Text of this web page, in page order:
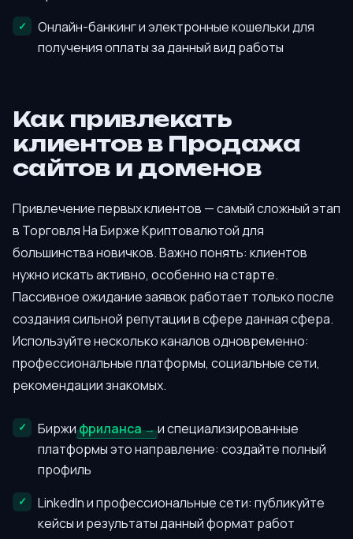
Онлайн-банкинг и электронные кошельки для
получения оплаты за данный вид работы
Как привлекать
клиентов в Продажа
сайтов и доменов
Привлечение первых клиентов — самый сложный этап
в Торговля На Бирже Криптовалютой для
большинства новичков. Важно понять: клиентов
нужно искать активно, особенно на старте.
Пассивное ожидание заявок работает только после
создания сильной репутации в сфере данная сфера.
Используйте несколько каналов одновременно:
профессиональные платформы, социальные сети,
рекомендации знакомых.
Биржифриланса
и специализированные
платформы это направление: создайте полный
профиль
LinkedIn и профессиональные сети: публикуйте
кейсы и результаты данный формат работ